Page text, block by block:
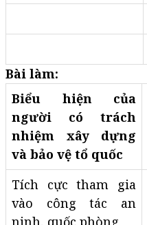
Bài làm:
Biểu hiện của
người có trách
nhiệm xây dựng
và bảo vệ tổ quốc
Tích cực tham gia
vào công tác an
ninh, quốc phòng